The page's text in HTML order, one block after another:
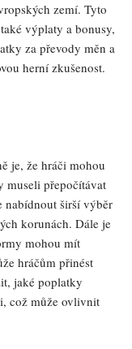
zemí. Tyto
výplaty a bonusy,
za převody měn a
herní zkušenost.
je, že hráči mohou
museli přepočítávat
nabídnout širší výběr
korunách. Dále je
mohou mít
hráčům přinést
jaké poplatky
což může ovlivnit